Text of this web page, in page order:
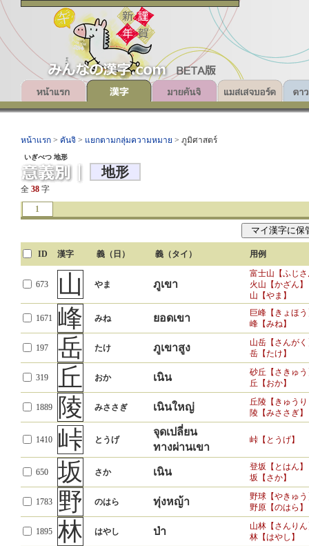
หน้าแรก > คันจิ > แยกตามกลุ่มความหมาย > ภูมิศาสตร์
いぎべつ 地形
地形
全 38 字
1
ID 漢字 義（日） 義（タイ） 用例
673 山 やま ภูเขา
富士山【ふじ
火山【かざん】
山【やま】
1671 峰 みね ยอดเขา
巨峰【きょほ
峰【みね】
197 岳 たけ ภูเขาสูง
山岳【さんが
岳【たけ】
319 丘 おか เนิน
砂丘【さきゅ
丘【おか】
1889 陵 みささぎ เนินใหญ่
丘陵【きゅう
陵【みささぎ】
1410 峠 とうげ
จุดเปลี่ยน
ทางผ่านเขา
峠【とうげ】
650 坂 さか เนิน
登坂【とはん】
坂【さか】
1783 野 のはら ทุ่งหญ้า
野球【やきゅ
野原【のはら】
1895 林 はやし ป่า
山林【さんり
林【はやし】